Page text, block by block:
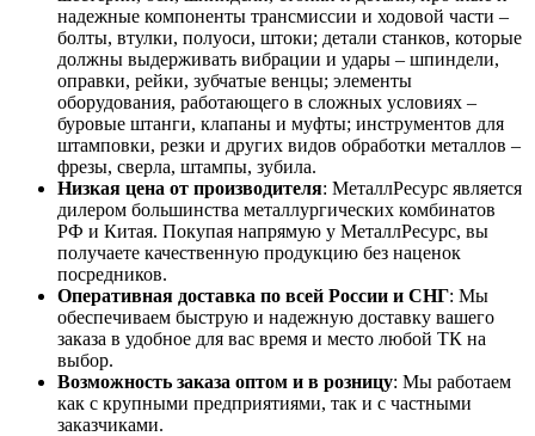
надежные компоненты трансмиссии и ходовой части –
болты, втулки, полуоси, штоки; детали станков, которые
должны выдерживать вибрации и удары – шпиндели,
оправки, рейки, зубчатые венцы; элементы
оборудования, работающего в сложных условиях –
буровые штанги, клапаны и муфты; инструментов для
штамповки, резки и других видов обработки металлов –
фрезы, сверла, штампы, зубила.
Низкая цена от производителя: МеталлРесурс является
дилером большинства металлургических комбинатов
РФ и Китая. Покупая напрямую у МеталлРесурс, вы
получаете качественную продукцию без наценок
посредников.
Оперативная доставка по всей России и СНГ: Мы
обеспечиваем быструю и надежную доставку вашего
заказа в удобное для вас время и место любой ТК на
выбор.
Возможность заказа оптом и в розницу: Мы работаем
как с крупными предприятиями, так и с частными
заказчиками.